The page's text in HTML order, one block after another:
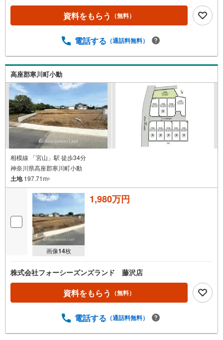
資料をもらう （無料）
電話する （通話料無料）
高座郡寒川町小動
相模線 「宮山」駅 徒歩34分
神奈川県高座郡寒川町小動
土地197.71m2
画像14枚
1,980万円
株式会社フォーシーズンズランド 藤沢店
資料をもらう （無料）
電話する （通話料無料）